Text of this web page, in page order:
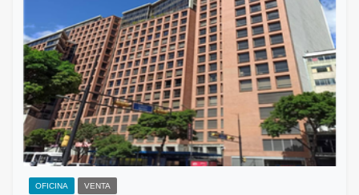
OFICINA VENTA